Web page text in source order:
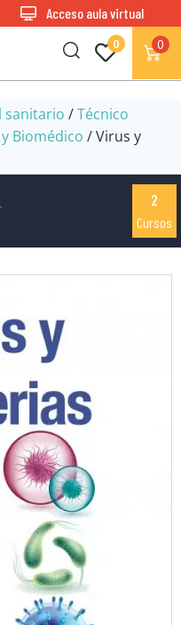
0 0
Acceso aula virtual
sanitario /Técnico
Biomédico / Virus y
2
Cursos